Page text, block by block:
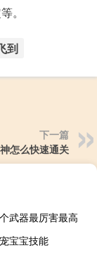
。
到
下一篇
怎么快速通关
武器最厉害最高
宝宝技能